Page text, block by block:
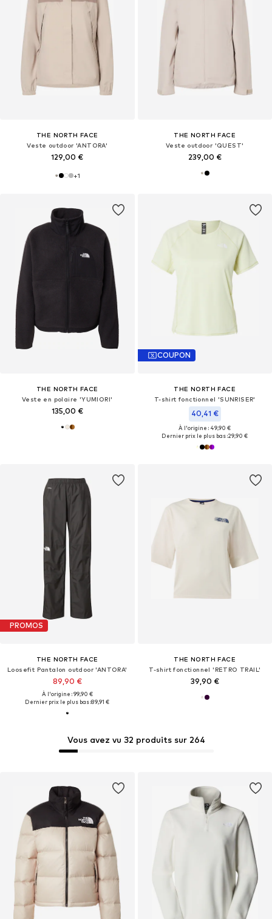
THE NORTH FACE
Veste outdoor 'ANTORA'
129,00 €
+1
THE NORTH FACE
Veste outdoor 'QUEST'
239,00 €
Vous avez vu 32 produits sur 264
THE NORTH FACE
Veste en polaire 'YUMIORI'
135,00 €
COUPON
THE NORTH FACE
T-shirt fonctionnel 'SUNRISER'
40,41 €
À l'origine : 49,90 €
Dernier prix le plus bas :29,90 €
PROMOS
THE NORTH FACE
Loosefit Pantalon outdoor 'ANTORA'
89,90 €
À l'origine : 99,90 €
Dernier prix le plus bas :89,91 €
THE NORTH FACE
T-shirt fonctionnel 'RETRO TRAIL'
39,90 €